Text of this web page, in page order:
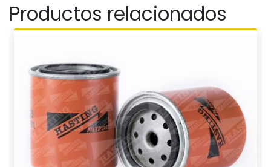
Productos relacionados